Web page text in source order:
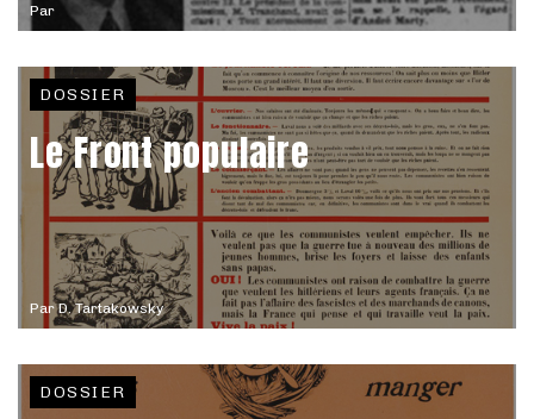
Par
ParD. Tartakowsky
DOSSIER
Le Front populaire
DOSSIER